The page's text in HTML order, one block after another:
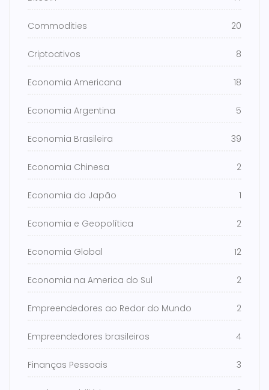
Commodities 20
Criptoativos 8
Economia Americana 18
Economia Argentina 5
Economia Brasileira 39
Economia Chinesa 2
Economia do Japão 1
Economia e Geopolítica 2
Economia Global 12
Economia na America do Sul 2
Empreendedores ao Redor do Mundo 2
Empreendedores brasileiros 4
Finanças Pessoais 3